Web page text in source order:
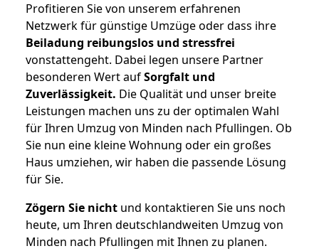
Profitieren Sie von unserem erfahrenen
Netzwerk für günstige Umzüge oder dass ihre
Beiladung reibungslos und stressfrei
vonstattengeht. Dabei legen unsere Partner
besonderen Wert aufSorgfalt und
Zuverlässigkeit. Die Qualität und unser breite
Leistungen machen uns zu der optimalen Wahl
für Ihren Umzug von Minden nach Pfullingen. Ob
Sie nun eine kleine Wohnung oder ein großes
Haus umziehen, wir haben die passende Lösung
für Sie.
Zögern Sie nicht und kontaktieren Sie uns noch
heute, um Ihren deutschlandweiten Umzug von
Minden nach Pfullingen mit Ihnen zu planen.